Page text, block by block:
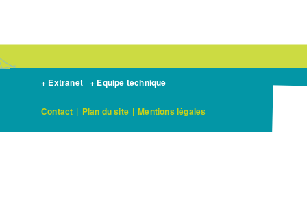
+ Extranet + Equipe technique
Contact | Plan du site | Mentions légales